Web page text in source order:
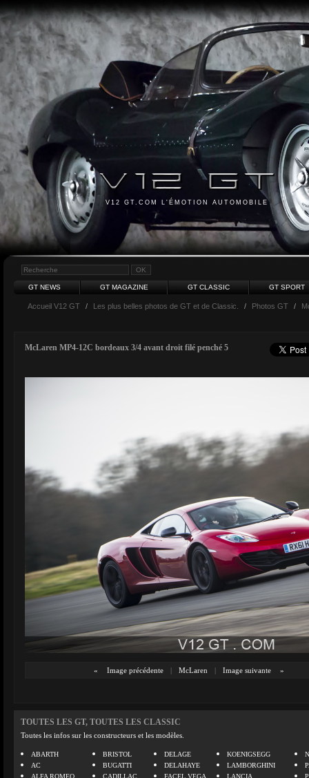
V12 GT.COM L'ÉMOTION AUTOMOBILE
GT NEWS GT MAGAZINE GT CLASSIC GT SPORT
Accueil V12 GT / Les plus belles photos de GT et de Classic. / Photos GT /
McLaren MP4-12C bordeaux 3/4 avant droit filé penché 5
« Image précédente | McLaren | Image suivante »
TOUTES LES GT, TOUTES LES CLASSIC
Toutes les infos sur les constructeurs et les modèles.
ABARTH
AC
ALFA ROMEO
BRISTOL
BUGATTI
CADILLAC
DELAGE
DELAHAYE
FACEL VEGA
KOENIGSEGG
LAMBORGHINI
LANCIA